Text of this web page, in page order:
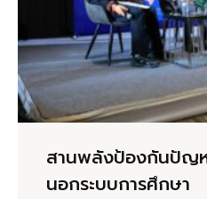
สานพลังป้องกันปัญห
นอกระบบการศึกษา